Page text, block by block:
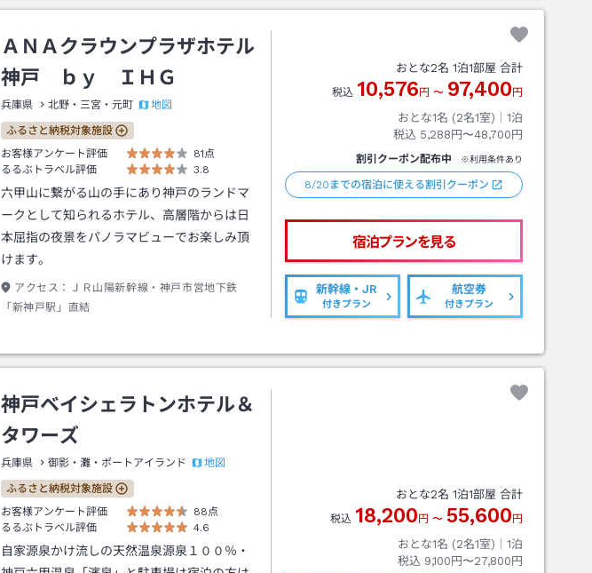
ＡＮＡクラウンプラザホテル
神戸 ｂｙ ＩＨＧ
兵庫県 北野・三宮・元町 地図
ふるさと納税対象施設
お客様アンケート評価
81点
るるぶトラベル評価
3.8
六甲山に繋がる山の手にあり神戸のランドマ
ークとして知られるホテル、高層階からは日
本屈指の夜景をパノラマビューでお楽しみ頂
けます。
アクセス：
ＪＲ山陽新幹線・神戸市営地下鉄
「新神戸駅」直結
おとな2名 1泊1部屋 合計
税込 10,576 円 〜 97,400 円
おとな1名 (2名1室)｜ 1泊
税込 5,288円〜48,700円
割引クーポン配布中 ※利用条件あり
8/20までの宿泊に使える割引クーポン
宿泊プランを見る
新幹線・JR
付きプラン
航空券
付きプラン
神戸ベイシェラトンホテル＆
タワーズ
兵庫県 御影・灘・ポートアイランド 地図
ふるさと納税対象施設
お客様アンケート評価
88点
るるぶトラベル評価
4.6
自家源泉かけ流しの天然温泉源泉１００％・
おとな2名 1泊1部屋 合計
税込 18,200 円 〜 55,600 円
おとな1名 (2名1室)｜ 1泊
税込 9,100円〜27,800円